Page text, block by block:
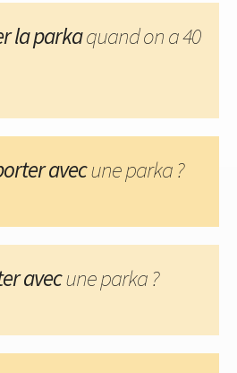
la parkaquand on a 40
avecune parka ?
avecune parka ?